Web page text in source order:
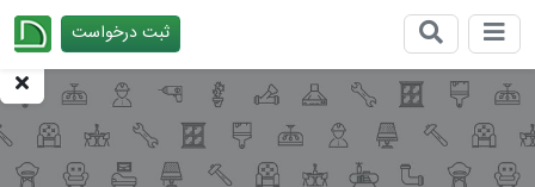
ثبت درخواست